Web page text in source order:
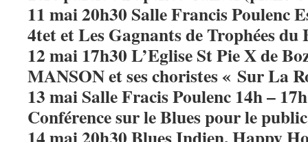
11 mai 20h30 Salle Francis Poulenc
4tet et Les Gagnants de Trophées du
12 mai 17h30 L’Eglise St Pie X de
MANSON et ses choristes « Sur La
13 mai Salle Fracis Poulenc 14h –
Conférence sur le Blues pour le